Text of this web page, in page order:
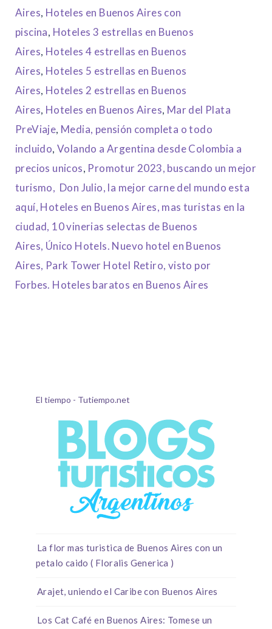
Aires, Hoteles en Buenos Aires con
piscina, Hoteles 3 estrellas en Buenos
Aires, Hoteles 4 estrellas en Buenos
Aires, Hoteles 5 estrellas en Buenos
Aires, Hoteles 2 estrellas en Buenos
Aires, Hoteles en Buenos Aires, Mar del Plata
PreViaje, Media, pensión completa o todo
incluido,Volando a Argentina desde Colombia a
precios unicos, Promotur 2023, buscando un mejor
turismo, Don Julio, la mejor carne del mundo esta
aquí, Hoteles en Buenos Aires, mas turistas en la
ciudad, 10 vinerias selectas de Buenos
Aires, Único Hotels. Nuevo hotel en Buenos
Aires, Park Tower Hotel Retiro, visto por
Forbes. Hoteles baratos en Buenos Aires
El tiempo - Tutiempo.net
La flor mas turistica de Buenos Aires con un
petalo caido ( Floralis Generica )
Arajet, uniendo el Caribe con Buenos Aires
Los Cat Café en Buenos Aires: Tomese un